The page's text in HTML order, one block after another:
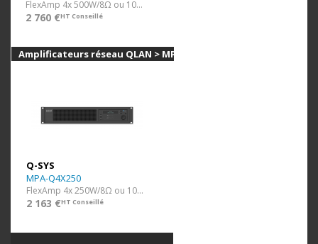
FlexAmp 4x 500W/8Ω ou 100V Q-Lan, Analog, PoE, GPIO
2 760 €HT Conseillé
Amplificateurs réseau QLAN > MPA-Q
Q-SYS
MPA-Q4X250
FlexAmp 4x 250W/8Ω ou 100V Q-Lan, Analog, PoE, GPIO
2 163 €HT Conseillé